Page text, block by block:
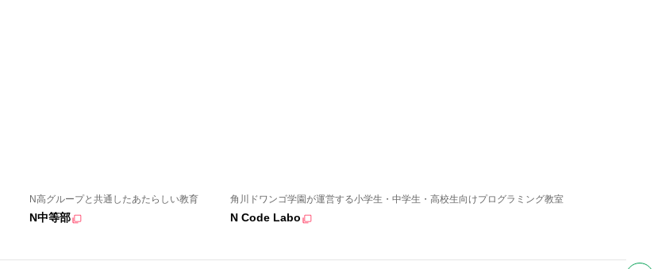
N高グループと共通したあたらしい教育
N中等部
角川ドワンゴ学園が運営する小学生・中学生・高校生向けプログラミング教室
N Code Labo